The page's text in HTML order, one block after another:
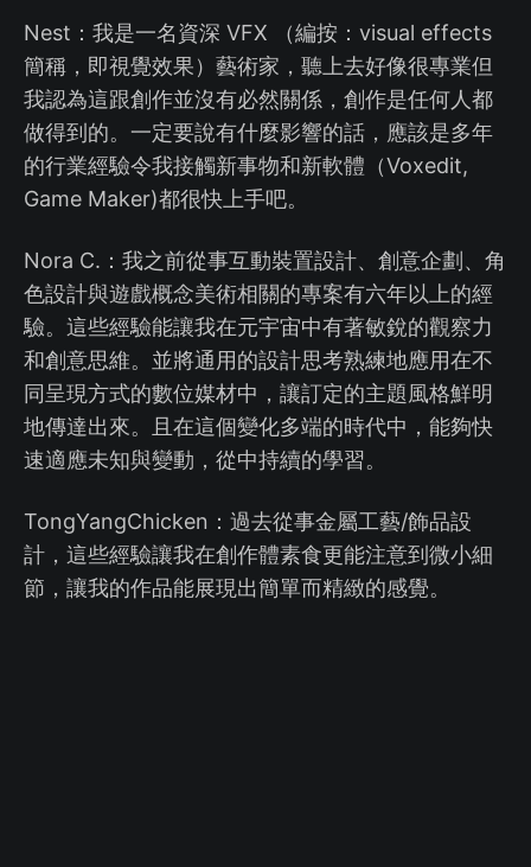
Nest：我是一名資深 VFX （編按：visual effects
簡稱，即視覺效果）藝術家，聽上去好像很專業但
我認為這跟創作並沒有必然關係，創作是任何人都
做得到的。一定要說有什麼影響的話，應該是多年
的行業經驗令我接觸新事物和新軟體（Voxedit,
Game Maker)都很快上手吧。
Nora C.：我之前從事互動裝置設計、創意企劃、角
色設計與遊戲概念美術相關的專案有六年以上的經
驗。這些經驗能讓我在元宇宙中有著敏銳的觀察力
和創意思維。並將通用的設計思考熟練地應用在不
同呈現方式的數位媒材中，讓訂定的主題風格鮮明
地傳達出來。且在這個變化多端的時代中，能夠快
速適應未知與變動，從中持續的學習。
TongYangChicken：過去從事金屬工藝/飾品設
計，這些經驗讓我在創作體素食更能注意到微小細
節，讓我的作品能展現出簡單而精緻的感覺。